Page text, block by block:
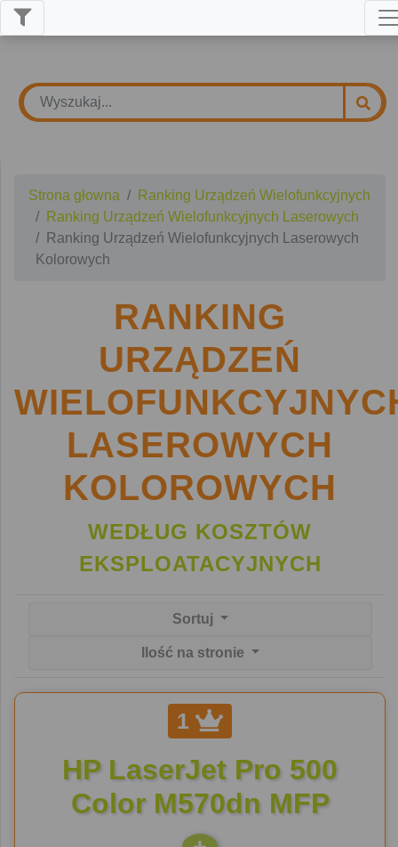
Strona głowna
Ranking Urządzeń Wielofunkcyjnych
Ranking Urządzeń Wielofunkcyjnych Laserowych
Ranking Urządzeń Wielofunkcyjnych Laserowych
Kolorowych
RANKING
URZĄDZEŃ
LASEROWYCH
KOLOROWYCH
WEDŁUG KOSZTÓW
EKSPLOATACYJNYCH
Sortuj
Ilość na stronie
1
HP LaserJet Pro 500
Color M570dn MFP